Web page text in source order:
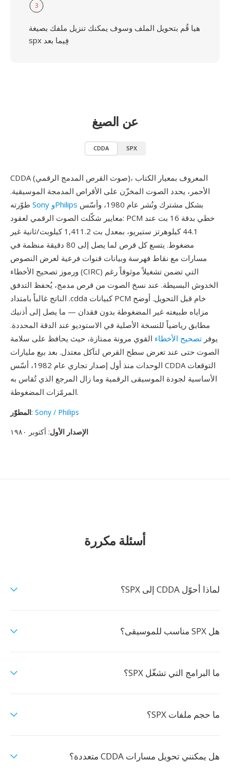
3
هيا قُم بتحويل الملف وسوف يمكنك تنزيل ملفك بصيغة
spx فِيما بعد
عن الصيغ
CDDA SPX
CDDA (صوت القرص المدمج الرقمي)، المعروف بمعيار الكتاب
الأحمر، يحدد الصوت المخزّن على الأقراص المدمجة الموسيقية.
Sony وPhilips
معايير شكّلت الصوت الرقمي لعقود: PCM خطي بدقة 16 بت عند
44.1 كيلوهرتز ستيريو، بمعدل بت 1,411.2 كيلوبت/ثانية غير
مضغوط. يتسع كل قرص لما يصل إلى 80 دقيقة منظمة في
مسارات مع نقاط فهرسة وبيانات قنوات فرعية لعرض النصوص
ورموز تصحيح الأخطاء (CIRC) التي تضمن تشغيلاً موثوقاً رغم
الخدوش البسيطة. عند نسخ الصوت من قرص مدمج، يُحفظ التدفق
الناتج غالباً بامتداد .cdda كبيانات PCM خام قبل التحويل. أوضح
مزاياه طبيعته غير المضغوطة بدون فقدان — ما يصل إلى أذنيك
مطابق رياضياً للنسخة الأصلية في الاستوديو عند الدقة المحددة.
يوفر تصحيح الأخطاء القوي مرونة ممتازة، حيث يحافظ على سلامة
الصوت حتى عند تعرض سطح القرص لتآكل معتدل. بعد بيع مليارات
الوحدات منذ أول إصدار تجاري عام 1982، أسّس CDDA التوقعات
الأساسية لجودة الموسيقى الرقمية وما زال المرجع الذي تُقاس به
المرمّزات المضغوطة.
المطوّر: Sony / Philips
الإصدار الأول: أكتوبر ١٩٨٠
أسئلة مكررة
لماذا أحوّل CDDA إلى SPX؟
هل SPX مناسب للموسيقى؟
ما البرامج التي تشغّل SPX؟
ما حجم ملفات SPX؟
هل يمكنني تحويل مسارات CDDA متعددة؟